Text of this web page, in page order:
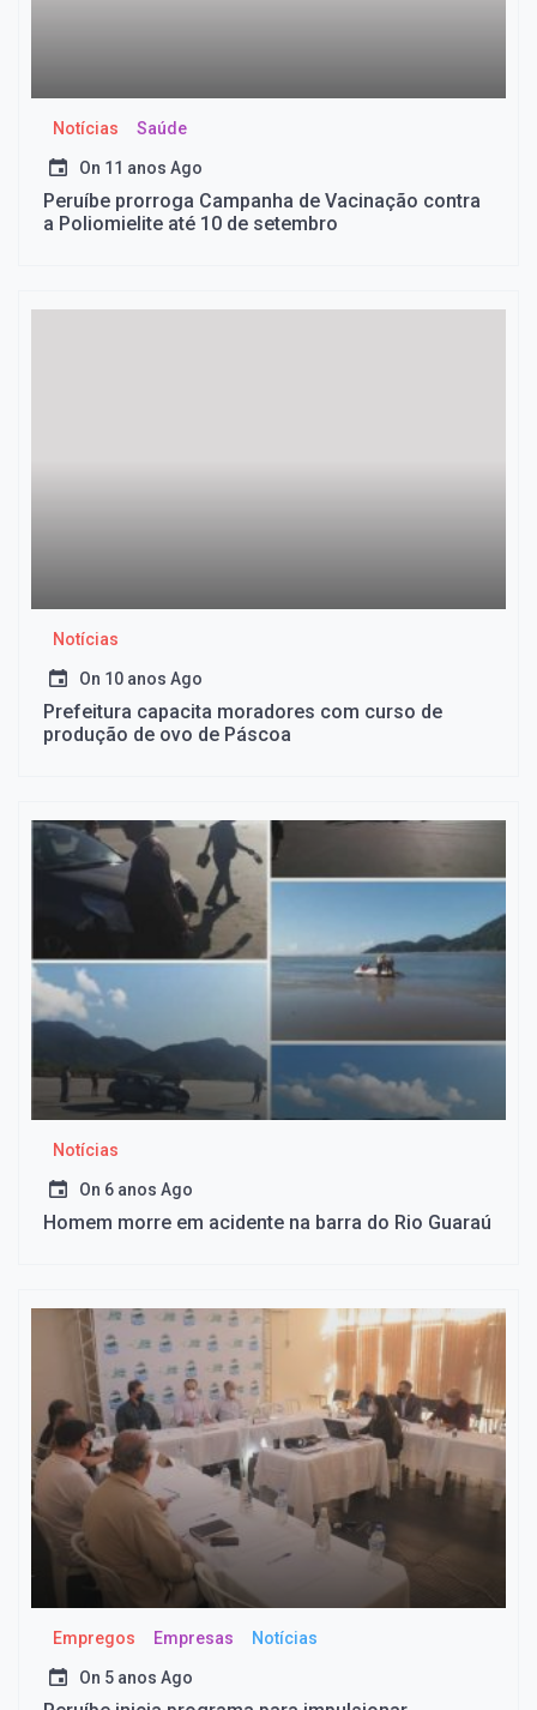
Notícias Saúde
On 11 anos Ago
Peruíbe prorroga Campanha de Vacinação contra
a Poliomielite até 10 de setembro
Notícias
On 10 anos Ago
Prefeitura capacita moradores com curso de
produção de ovo de Páscoa
Notícias
On 6 anos Ago
Homem morre em acidente na barra do Rio Guaraú
Empregos Empresas Notícias
On 5 anos Ago